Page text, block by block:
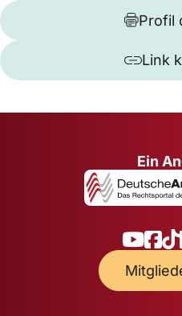
Profil
Link
Ein